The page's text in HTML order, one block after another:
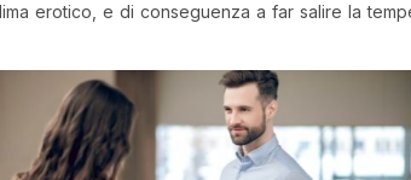
erotico, e di conseguenza a far salire la